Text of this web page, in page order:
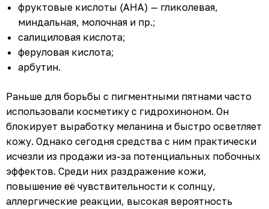
фруктовые кислоты (АНА) — гликолевая,
миндальная, молочная и пр.;
салициловая кислота;
феруловая кислота;
арбутин.
Раньше для борьбы с пигментными пятнами часто
использовали косметику с гидрохиноном. Он
блокирует выработку меланина и быстро осветляет
кожу. Однако сегодня средства с ним практически
исчезли из продажи из-за потенциальных побочных
эффектов. Среди них раздражение кожи,
повышение её чувствительности к солнцу,
аллергические реакции, высокая вероятность